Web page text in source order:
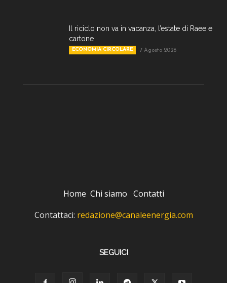
Il riciclo non va in vacanza, l’estate di Raee e
cartone
ECONOMIA CIRCOLARE 7 Agosto 2026
Home Chi siamo Contatti
Contattaci: redazione@canaleenergia.com
SEGUICI